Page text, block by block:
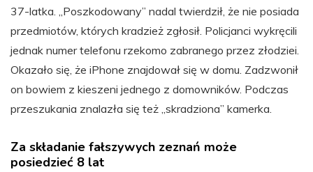
37-latka. „Poszkodowany” nadal twierdził, że nie posiada
przedmiotów, których kradzież zgłosił. Policjanci wykręcili
jednak numer telefonu rzekomo zabranego przez złodziei.
Okazało się, że iPhone znajdował się w domu. Zadzwonił
on bowiem z kieszeni jednego z domowników. Podczas
przeszukania znalazła się też „skradziona” kamerka.
Za składanie fałszywych zeznań może
posiedzieć 8 lat